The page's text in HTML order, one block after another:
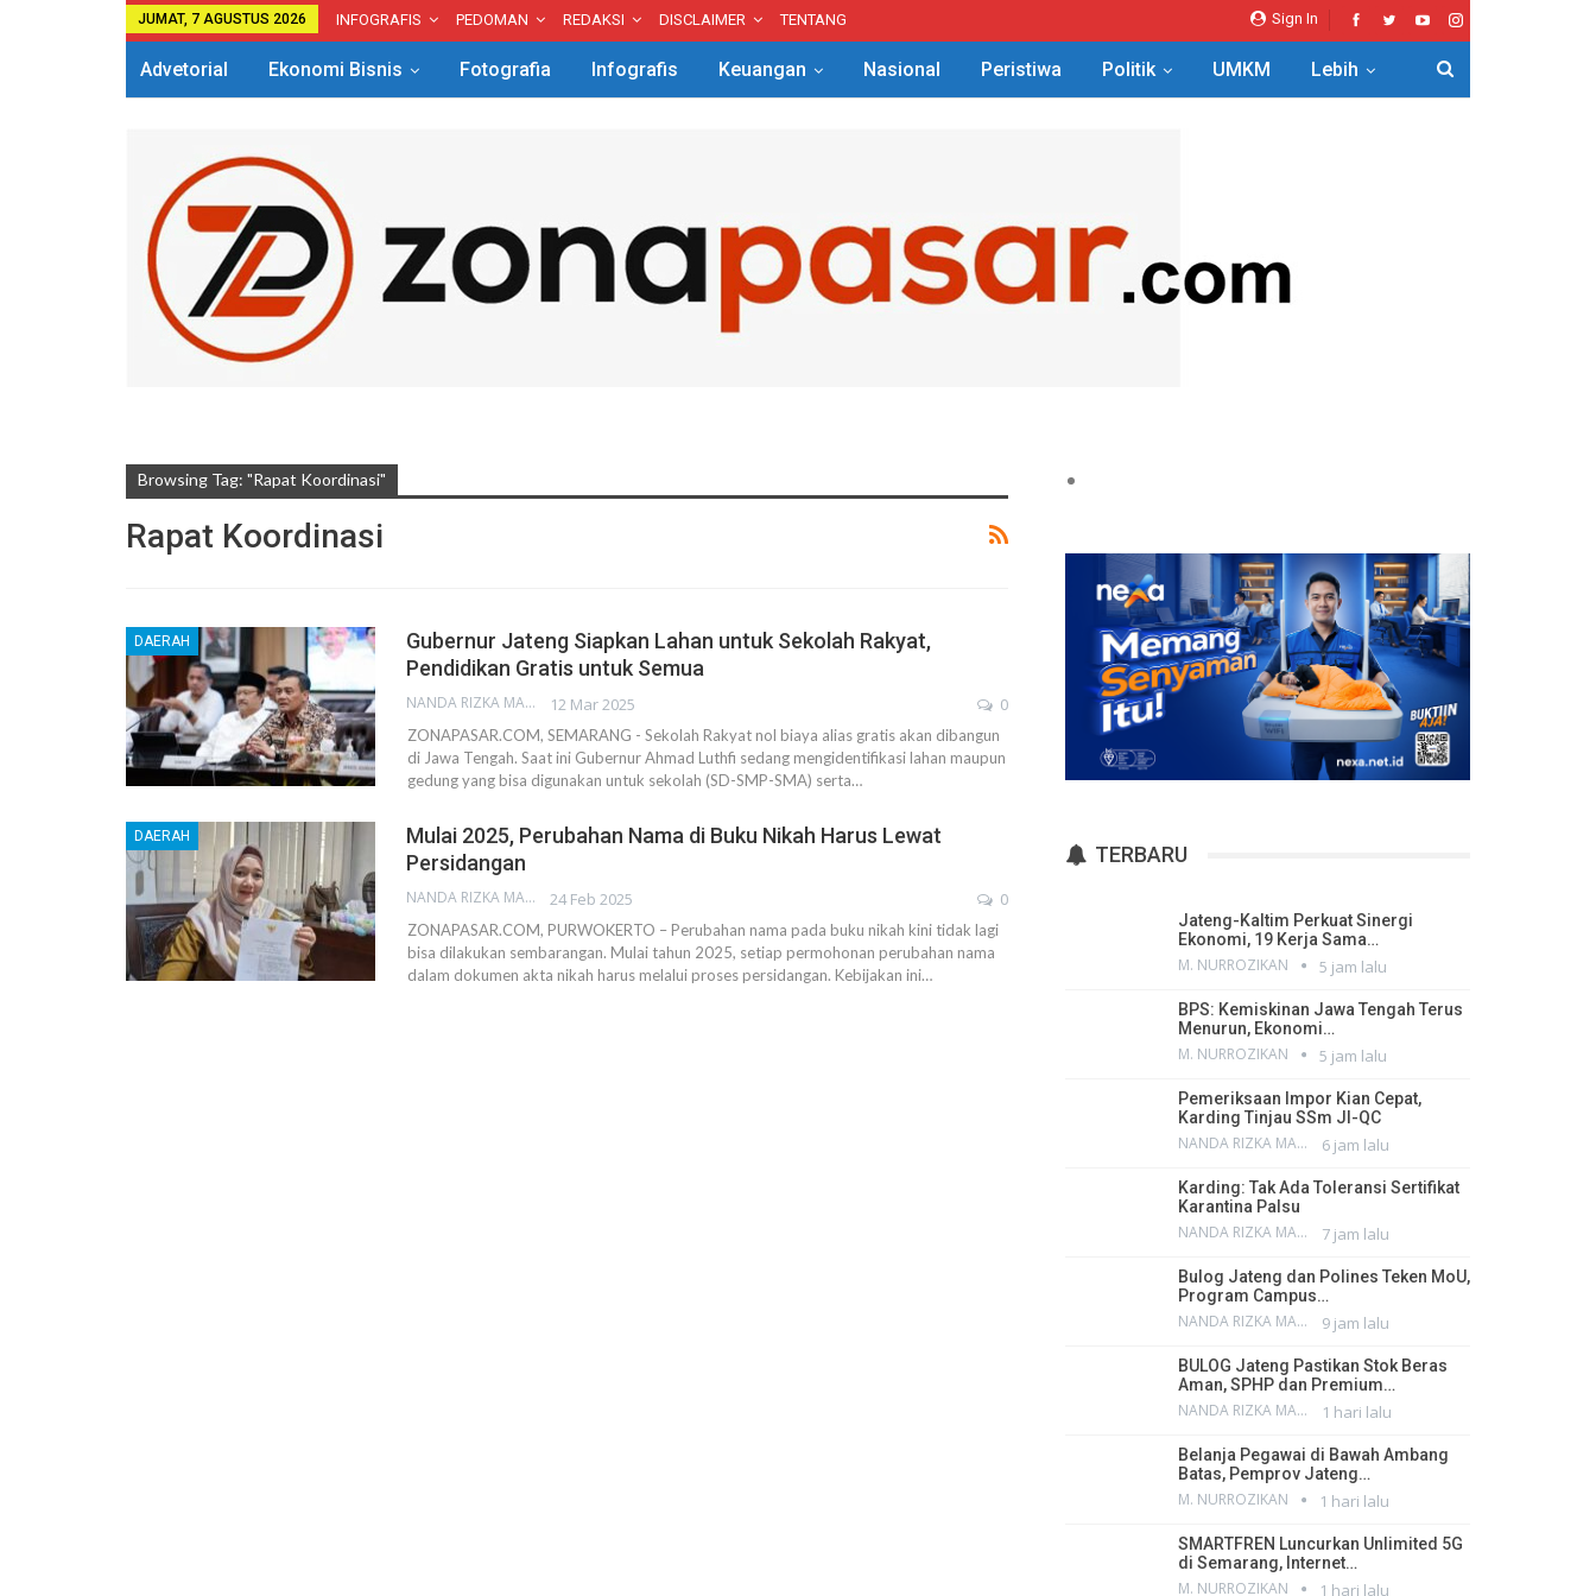
Sign In
JUMAT, 7 AGUSTUS 2026 INFOGRAFIS PEDOMAN REDAKSI DISCLAIMER TENTANG
Advetorial Ekonomi Bisnis Fotografia Infografis Keuangan Nasional Peristiwa Politik UMKM Lebih
Browsing Tag: "Rapat Koordinasi"
Rapat Koordinasi
DAERAH
Gubernur Jateng Siapkan Lahan untuk Sekolah Rakyat,
Pendidikan Gratis untuk Semua
NANDA RIZKA MAHENDRA 12 Mar 2025 0
ZONAPASAR.COM, SEMARANG - Sekolah Rakyat nol biaya alias gratis akan dibangun
di Jawa Tengah. Saat ini Gubernur Ahmad Luthfi sedang mengidentifikasi lahan maupun
gedung yang bisa digunakan untuk sekolah (SD-SMP-SMA) serta…
DAERAH
Mulai 2025, Perubahan Nama di Buku Nikah Harus Lewat
Persidangan
NANDA RIZKA MAHENDRA 24 Feb 2025 0
ZONAPASAR.COM, PURWOKERTO – Perubahan nama pada buku nikah kini tidak lagi
bisa dilakukan sembarangan. Mulai tahun 2025, setiap permohonan perubahan nama
dalam dokumen akta nikah harus melalui proses persidangan. Kebijakan ini…
TERBARU
Jateng-Kaltim Perkuat Sinergi
Ekonomi, 19 Kerja Sama…
M. NURROZIKAN 5 jam lalu
BPS: Kemiskinan Jawa Tengah Terus
Menurun, Ekonomi…
M. NURROZIKAN 5 jam lalu
Pemeriksaan Impor Kian Cepat,
Karding Tinjau SSm JI-QC
NANDA RIZKA MAHENDRA 6 jam lalu
Karding: Tak Ada Toleransi Sertifikat
Karantina Palsu
NANDA RIZKA MAHENDRA 7 jam lalu
Bulog Jateng dan Polines Teken MoU,
Program Campus…
NANDA RIZKA MAHENDRA 9 jam lalu
BULOG Jateng Pastikan Stok Beras
Aman, SPHP dan Premium…
NANDA RIZKA MAHENDRA 1 hari lalu
Belanja Pegawai di Bawah Ambang
Batas, Pemprov Jateng…
M. NURROZIKAN 1 hari lalu
SMARTFREN Luncurkan Unlimited 5G
di Semarang, Internet…
M. NURROZIKAN 1 hari lalu